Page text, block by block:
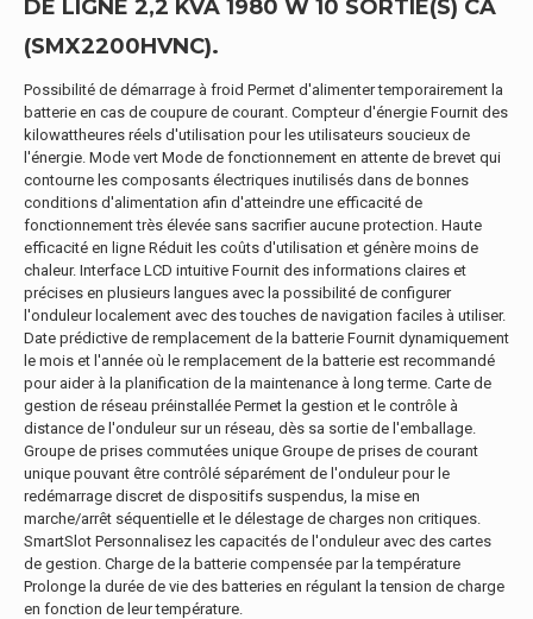
DE LIGNE 2,2 KVA 1980 W 10 SORTIE(S) CA
(SMX2200HVNC).
Possibilité de démarrage à froid Permet d'alimenter temporairement la
batterie en cas de coupure de courant. Compteur d'énergie Fournit des
kilowattheures réels d'utilisation pour les utilisateurs soucieux de
l'énergie. Mode vert Mode de fonctionnement en attente de brevet qui
contourne les composants électriques inutilisés dans de bonnes
conditions d'alimentation afin d'atteindre une efficacité de
fonctionnement très élevée sans sacrifier aucune protection. Haute
efficacité en ligne Réduit les coûts d'utilisation et génère moins de
chaleur. Interface LCD intuitive Fournit des informations claires et
précises en plusieurs langues avec la possibilité de configurer
l'onduleur localement avec des touches de navigation faciles à utiliser.
Date prédictive de remplacement de la batterie Fournit dynamiquement
le mois et l'année où le remplacement de la batterie est recommandé
pour aider à la planification de la maintenance à long terme. Carte de
gestion de réseau préinstallée Permet la gestion et le contrôle à
distance de l'onduleur sur un réseau, dès sa sortie de l'emballage.
Groupe de prises commutées unique Groupe de prises de courant
unique pouvant être contrôlé séparément de l'onduleur pour le
redémarrage discret de dispositifs suspendus, la mise en
marche/arrêt séquentielle et le délestage de charges non critiques.
SmartSlot Personnalisez les capacités de l'onduleur avec des cartes
de gestion. Charge de la batterie compensée par la température
Prolonge la durée de vie des batteries en régulant la tension de charge
en fonction de leur température.